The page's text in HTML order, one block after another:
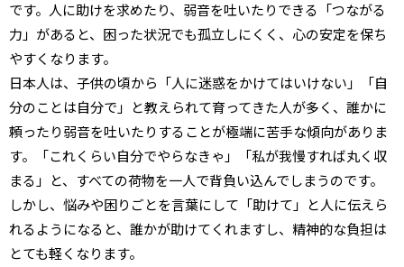
です。人に助けを求めたり、弱音を吐いたりできる「つながる
力」があると、困った状況でも孤立しにくく、心の安定を保ち
やすくなります。
日本人は、子供の頃から「人に迷惑をかけてはいけない」「自
分のことは自分で」と教えられて育ってきた人が多く、誰かに
頼ったり弱音を吐いたりすることが極端に苦手な傾向がありま
す。「これくらい自分でやらなきゃ」「私が我慢すれば丸く収
まる」と、すべての荷物を一人で背負い込んでしまうのです。
しかし、悩みや困りごとを言葉にして「助けて」と人に伝えら
れるようになると、誰かが助けてくれますし、精神的な負担は
とても軽くなります。